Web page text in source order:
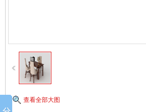
查看全部大图